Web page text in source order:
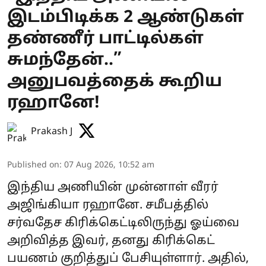
இடம்பிடிக்க 2 ஆண்டுகள்
தண்ணீர் பாட்டில்கள்
சுமந்தேன்..”
அனுபவத்தைக் கூறிய
ரஹானே!
Prakash J
Published on: 07 Aug 2026, 10:52 am
இந்திய அணியின் முன்னாள் வீரர்
அஜிங்கியா ரஹானே. சமீபத்தில்
சர்வதேச கிரிக்கெட்டிலிருந்து ஓய்வை
அறிவித்த இவர், தனது கிரிக்கெட்
பயணம் குறித்துப் பேசியுள்ளார். அதில்,